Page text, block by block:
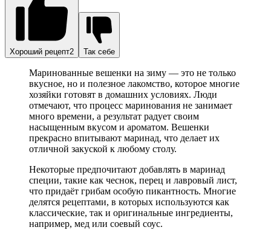
Хороший рецепт2 Так себе
Маринованные вешенки на зиму — это не только
вкусное, но и полезное лакомство, которое многие
хозяйки готовят в домашних условиях. Люди
отмечают, что процесс маринования не занимает
много времени, а результат радует своим
насыщенным вкусом и ароматом. Вешенки
прекрасно впитывают маринад, что делает их
отличной закуской к любому столу.
Некоторые предпочитают добавлять в маринад
специи, такие как чеснок, перец и лавровый лист,
что придаёт грибам особую пикантность. Многие
делятся рецептами, в которых используются как
классические, так и оригинальные ингредиенты,
например, мед или соевый соус.